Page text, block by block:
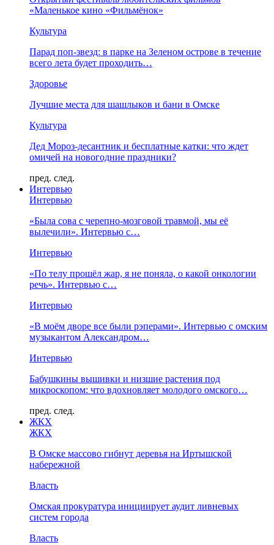
«Маленькое кино «Фильмёнок»
Культура
Парад поп-звезд: в парке на Зеленом острове в течение
всего лета будет проходить…
Здоровье
Лучшие места для шашлыков и бани в Омске
Культура
Дед Мороз-десантник и бесплатные катки: что ждет
омичей на новогодние праздники?
пред. след.
Интервью
Интервью
«Была сова с черепно-мозговой травмой, мы её
вылечили». Интервью с…
Интервью
«По телу прошёл жар, я не поняла, о какой онкологии
речь». Интервью с…
Интервью
«В моём дворе все были рэперами». Интервью с омским
музыкантом Александром…
Интервью
Бабушкины вышивки и низшие растения под
микроскопом: что вдохновляет молодого омского…
пред. след.
ЖКХ
ЖКХ
В Омске массово гибнут деревья на Иртышской
набережной
Власть
Омская прокуратура инициирует аудит ливневых
систем города
Власть